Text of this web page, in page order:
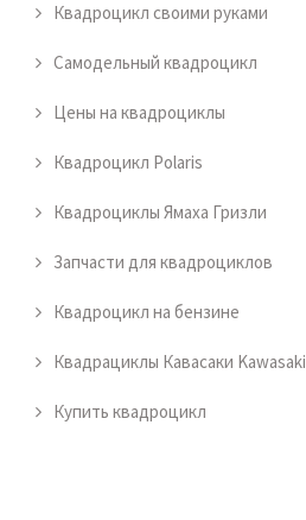
Квадроцикл своими руками
Самодельный квадроцикл
Цены на квадроциклы
Квадроцикл Polaris
Квадроциклы Ямаха Гризли
Запчасти для квадроциклов
Квадроцикл на бензине
Квадрациклы Кавасаки Kawasaki
Купить квадроцикл